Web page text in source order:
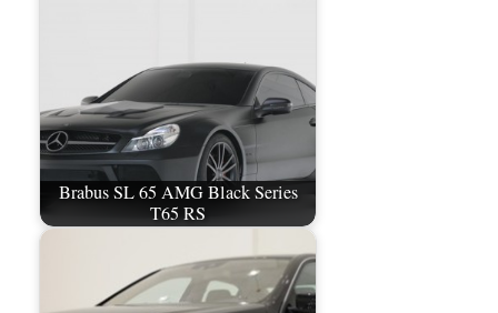
Brabus SL 65 AMG Black Series
T65 RS